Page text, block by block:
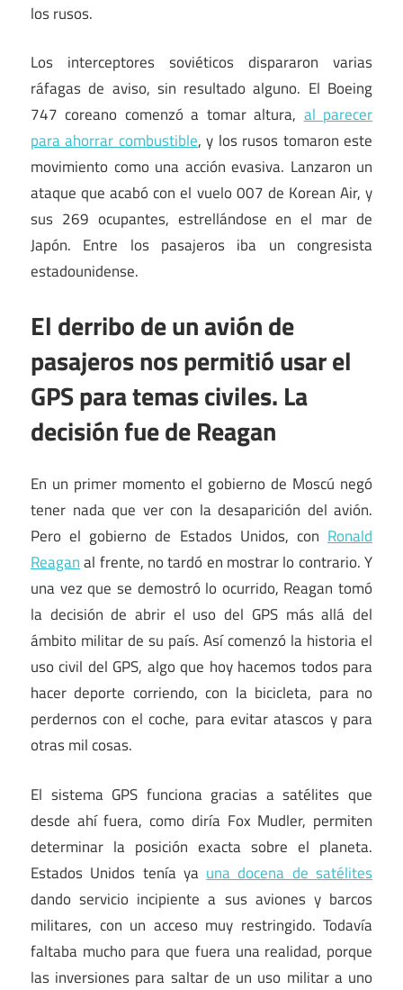
los rusos.
Los interceptores soviéticos dispararon varias
ráfagas de aviso, sin resultado alguno. El Boeing
747 coreano comenzó a tomar altura,al parecer
para ahorrar combustible, y los rusos tomaron este
movimiento como una acción evasiva. Lanzaron un
ataque que acabó con el vuelo 007 de Korean Air, y
sus 269 ocupantes, estrellándose en el mar de
Japón. Entre los pasajeros iba un congresista
estadounidense.
El derribo de un avión de
pasajeros nos permitió usar el
GPS para temas civiles. La
decisión fue de Reagan
En un primer momento el gobierno de Moscú negó
tener nada que ver con la desaparición del avión.
Pero el gobierno de Estados Unidos, con Ronald
Reaganal frente, no tardó en mostrar lo contrario. Y
una vez que se demostró lo ocurrido, Reagan tomó
la decisión de abrir el uso del GPS más allá del
ámbito militar de su país. Así comenzó la historia el
uso civil del GPS, algo que hoy hacemos todos para
hacer deporte corriendo, con la bicicleta, para no
perdernos con el coche, para evitar atascos y para
otras mil cosas.
El sistema GPS funciona gracias a satélites que
desde ahí fuera, como diría Fox Mudler, permiten
determinar la posición exacta sobre el planeta.
Estados Unidos tenía ya una docena de satélites
dando servicio incipiente a sus aviones y barcos
militares, con un acceso muy restringido. Todavía
faltaba mucho para que fuera una realidad, porque
las inversiones para saltar de un uso militar a uno